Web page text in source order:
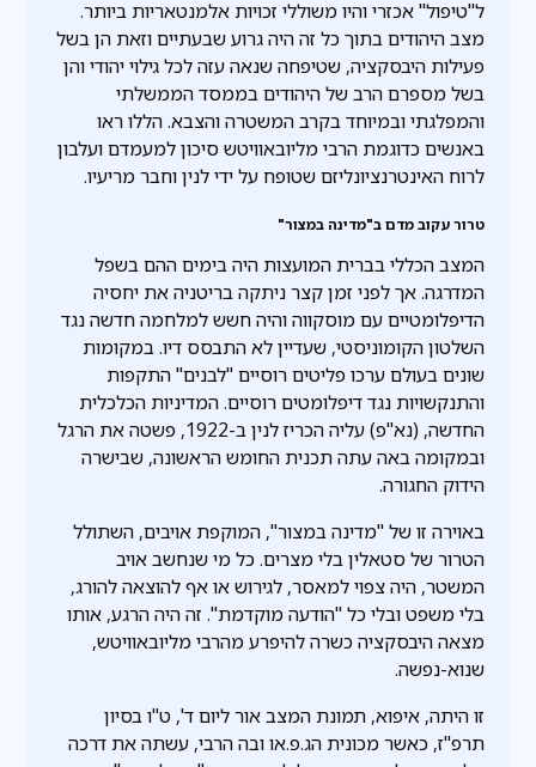
ל"טיפול" אכזרי והיו משוללי זכויות אלמנטאריות ביותר.
מצב היהודים בתוך כל זה היה גרוע שבעתיים וזאת הן בשל
פעילות היבסקציה, שטיפחה שנאה עזה לכל גילוי יהודי והן
בשל מספרם הרב של היהודים בממסד הממשלתי
והמפלגתי ובמיוחד בקרב המשטרה והצבא. הללו ראו
באנשים כדוגמת הרבי מליובאוויטש סיכון למעמדם ועלבון
לרוח האינטרנציונליזם שטופח על ידי לנין וחבר מריעיו.
טרור עקוב מדם ב"מדינה במצור"
המצב הכללי בברית המועצות היה בימים ההם בשפל
המדרגה. אך לפני זמן קצר ניתקה בריטניה את יחסיה
הדיפלומטיים עם מוסקווה והיה חשש למלחמה חדשה נגד
השלטון הקומוניסטי, שעדיין לא התבסס דיו. במקומות
שונים בעולם ערכו פליטים רוסיים "לבנים" התקפות
והתנקשויות נגד דיפלומטים רוסיים. המדיניות הכלכלית
החדשה, (נא"פ) עליה הכריז לנין ב-1922, פשטה את הרגל
ובמקומה באה עתה תכנית החומש הראשונה, שבישרה
הידוק החגורה.
באוירה זו של "מדינה במצור", המוקפת אויבים, השתולל
הטרור של סטאלין בלי מצרים. כל מי שנחשב אויב
המשטר, היה צפוי למאסר, לגירוש או אף להוצאה להורג,
בלי משפט ובלי כל "הודעה מוקדמת". זה היה הרגע, אותו
מצאה היבסקציה כשרה להיפרע מהרבי מליובאוויטש,
שנוא-נפשה.
זו היתה, איפוא, תמונת המצב אור ליום ד', ט"ו בסיון
תרפ"ז, כאשר מכונית הג.פ.או ובה הרבי, עשתה את דרכה